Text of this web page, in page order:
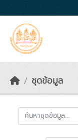
ชุดข้อมูล